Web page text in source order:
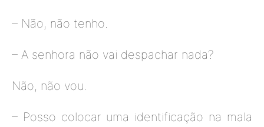
– Não, não tenho.
– A senhora não vai despachar nada?
Não, não vou.
– Posso colocar uma identificação na mala